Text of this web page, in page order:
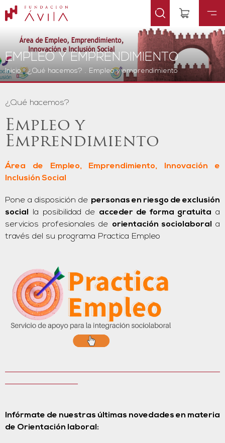
EMPLEO Y EMPRENDIMIENTO
Inicio . ¿Qué hacemos? . Empleo y emprendimiento
¿Qué hacemos?
Empleo y
Emprendimiento
Área de Empleo, Emprendimiento, Innovación e
Inclusión Social
Pone a disposición de personas en riesgo de exclusión
social
la posibilidad de acceder de forma gratuita a
servicios profesionales de orientación sociolaboral
a
través del su programa Practica Empleo
Infórmate de nuestras últimas novedades en materia
de Orientación laboral: